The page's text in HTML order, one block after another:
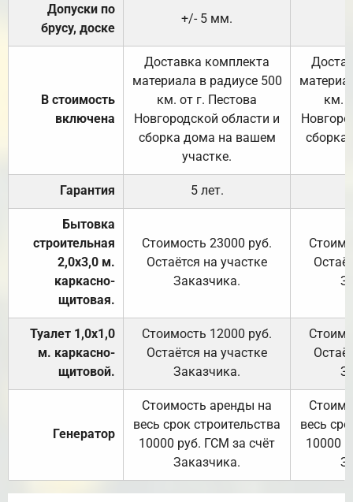
Допуски по
брусу, доске
+/- 5 мм.
В стоимость
включена
Доставка комплекта
материала в радиусе 500
км. от г. Пестова
Новгородской области и
сборка дома на вашем
участке.
км.
Гарантия 5 лет.
Бытовка
строительная
2,0х3,0 м.
каркасно-
щитовая.
Стоимость 23000 руб.
Остаётся на участке
Заказчика.
Туалет 1,0х1,0
м. каркасно-
щитовой.
Стоимость 12000 руб.
Остаётся на участке
Заказчика.
Генератор
Стоимость аренды на
весь срок строительства
10000 руб. ГСМ за счёт
Заказчика.
весь
10000